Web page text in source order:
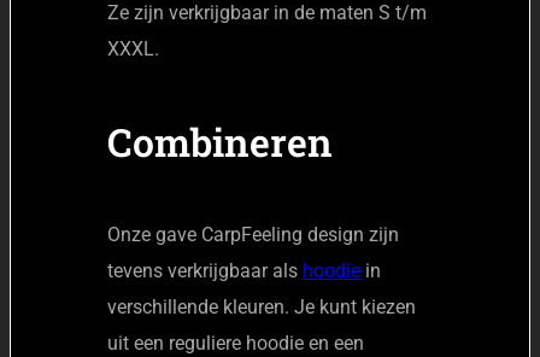
Ze zijn verkrijgbaar in de maten S t/m
XXXL.
Combineren
Onze gave CarpFeeling design zijn
tevens verkrijgbaar als hoodie in
verschillende kleuren. Je kunt kiezen
uit een reguliere hoodie en een